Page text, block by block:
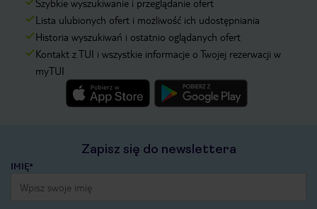
Szybkie wyszukiwanie i przeglądanie ofert
Lista ulubionych ofert i możliwość ich udostępniania
Historia wyszukiwań i ostatnio oglądanych ofert
Kontakt z TUI i wszystkie informacje o Twojej rezerwacji w
myTUI
Zapisz się do newslettera
IMIĘ*